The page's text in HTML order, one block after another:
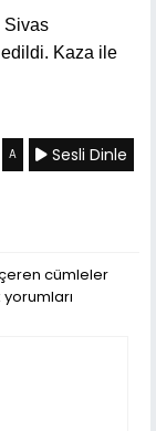
Sivas
Kaza ile
A Sesli Dinle
cümleler